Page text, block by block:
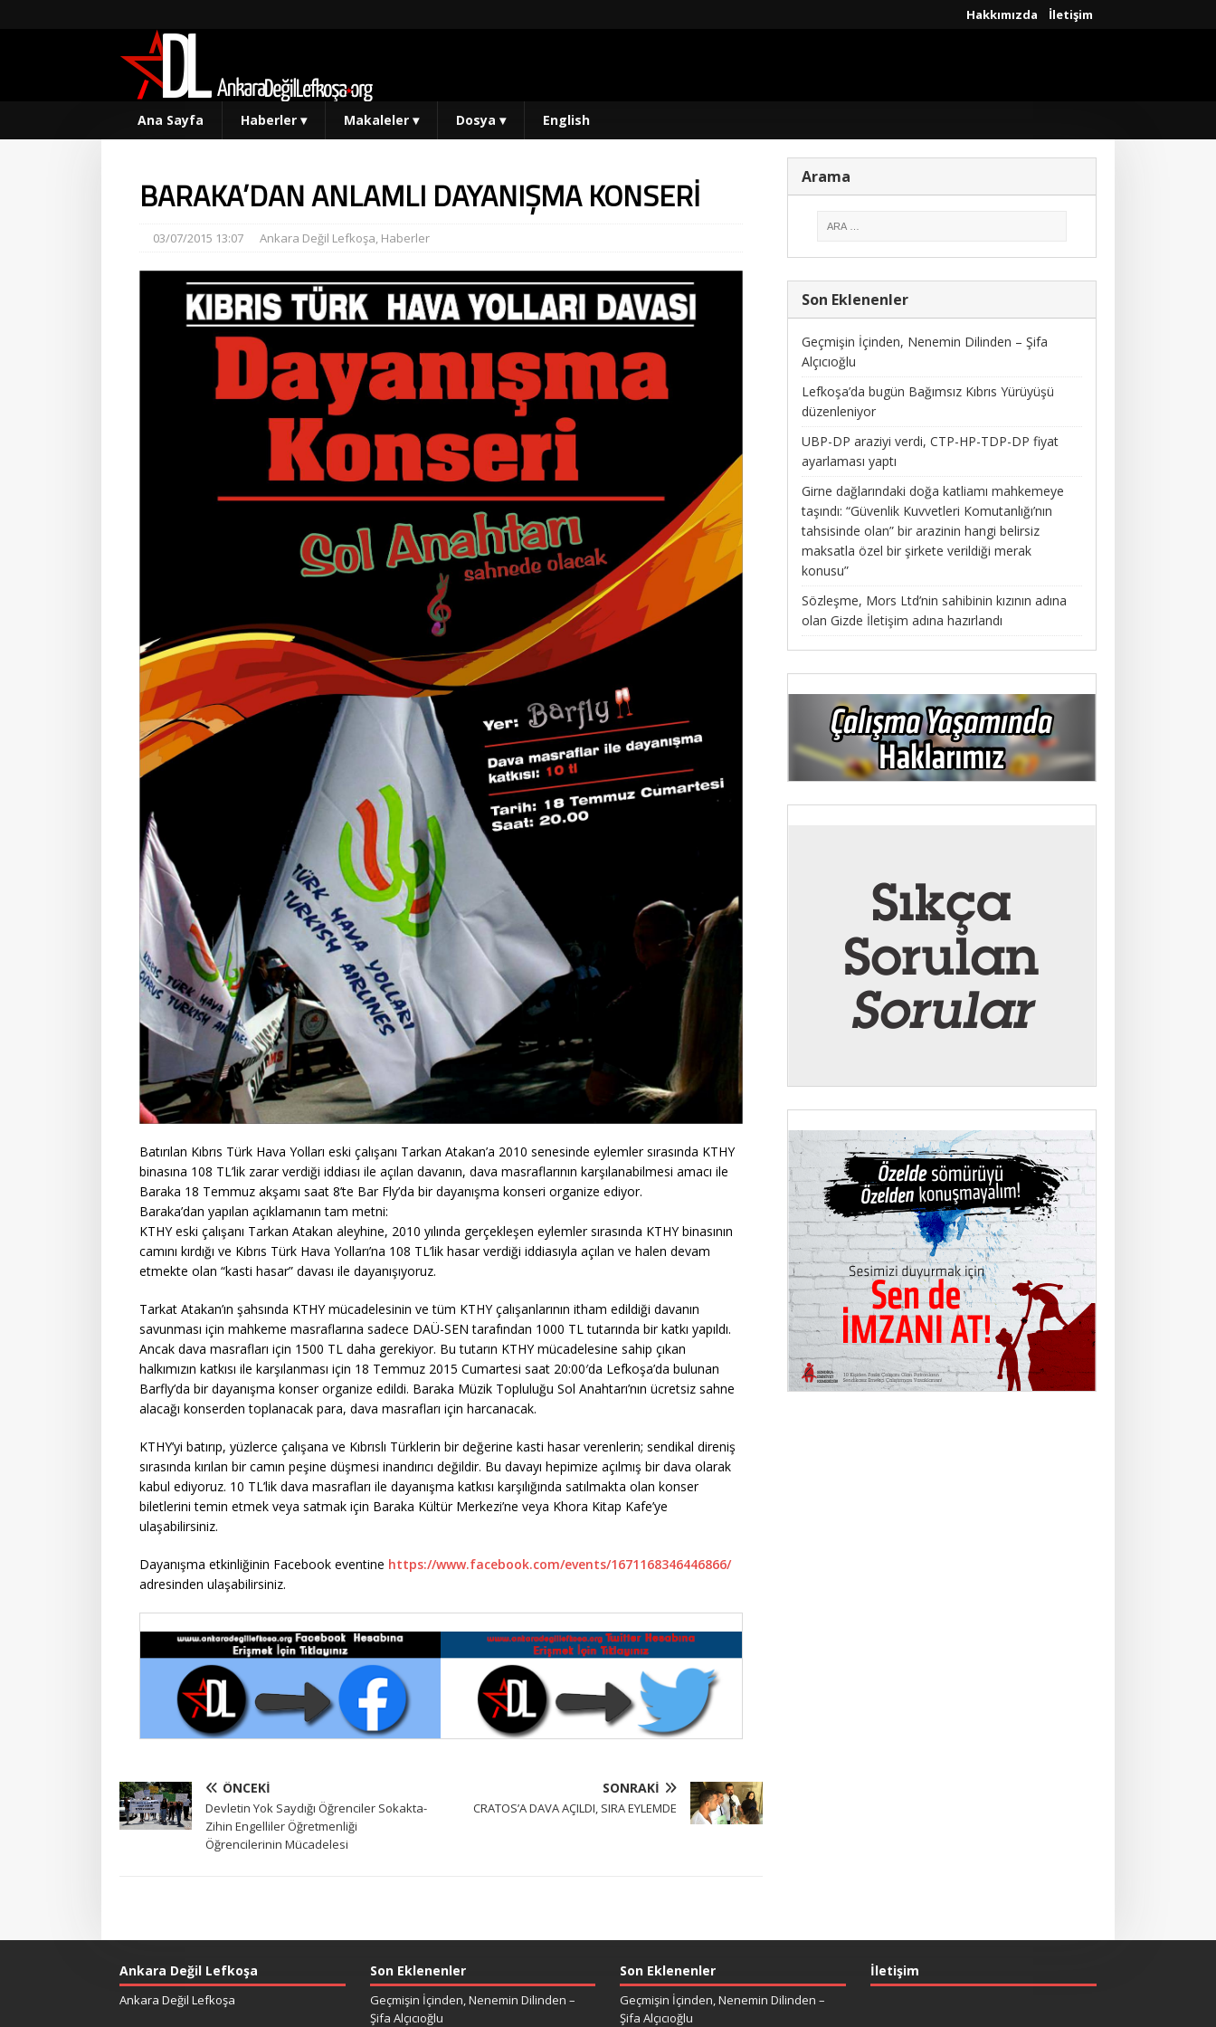
Hakkımızda İletişim
Ana Sayfa Haberler ▾ Makaleler ▾ Dosya ▾ English
BARAKA’DAN ANLAMLI DAYANIŞMA KONSERİ
03/07/2015 13:07 Ankara Değil Lefkoşa, Haberler
Batırılan Kıbrıs Türk Hava Yolları eski çalışanı Tarkan Atakan’a 2010 senesinde eylemler sırasında KTHY
binasına 108 TL’lik zarar verdiği iddiası ile açılan davanın, dava masraflarının karşılanabilmesi amacı ile
Baraka 18 Temmuz akşamı saat 8’te Bar Fly’da bir dayanışma konseri organize ediyor.
Baraka’dan yapılan açıklamanın tam metni:
KTHY eski çalışanı Tarkan Atakan aleyhine, 2010 yılında gerçekleşen eylemler sırasında KTHY binasının
camını kırdığı ve Kıbrıs Türk Hava Yolları’na 108 TL’lik hasar verdiği iddiasıyla açılan ve halen devam
etmekte olan “kasti hasar” davası ile dayanışıyoruz.
Tarkat Atakan’ın şahsında KTHY mücadelesinin ve tüm KTHY çalışanlarının itham edildiği davanın
savunması için mahkeme masraflarına sadece DAÜ-SEN tarafından 1000 TL tutarında bir katkı yapıldı.
Ancak dava masrafları için 1500 TL daha gerekiyor. Bu tutarın KTHY mücadelesine sahip çıkan
halkımızın katkısı ile karşılanması için 18 Temmuz 2015 Cumartesi saat 20:00′da Lefkoşa’da bulunan
Barfly’da bir dayanışma konser organize edildi. Baraka Müzik Topluluğu Sol Anahtarı’nın ücretsiz sahne
alacağı konserden toplanacak para, dava masrafları için harcanacak.
KTHY’yi batırıp, yüzlerce çalışana ve Kıbrıslı Türklerin bir değerine kasti hasar verenlerin; sendikal direniş
sırasında kırılan bir camın peşine düşmesi inandırıcı değildir. Bu davayı hepimize açılmış bir dava olarak
kabul ediyoruz. 10 TL’lik dava masrafları ile dayanışma katkısı karşılığında satılmakta olan konser
biletlerini temin etmek veya satmak için Baraka Kültür Merkezi’ne veya Khora Kitap Kafe’ye
ulaşabilirsiniz.
Dayanışma etkinliğinin Facebook eventine https://www.facebook.com/events/1671168346446866/
adresinden ulaşabilirsiniz.
ÖNCEKI
Devletin Yok Saydığı Öğrenciler Sokakta-
Zihin Engelliler Öğretmenliği
Öğrencilerinin Mücadelesi
SONRAKI
CRATOS’A DAVA AÇILDI, SIRA EYLEMDE
Arama
Son Eklenenler
Geçmişin İçinden, Nenemin Dilinden – Şifa
Alçıcıoğlu
Lefkoşa’da bugün Bağımsız Kıbrıs Yürüyüşü
düzenleniyor
UBP-DP araziyi verdi, CTP-HP-TDP-DP fiyat
ayarlaması yaptı
Girne dağlarındaki doğa katliamı mahkemeye
taşındı: “Güvenlik Kuvvetleri Komutanlığı’nın
tahsisinde olan” bir arazinin hangi belirsiz
maksatla özel bir şirkete verildiği merak
konusu”
Sözleşme, Mors Ltd’nin sahibinin kızının adına
olan Gizde İletişim adına hazırlandı
Ankara Değil Lefkoşa
Ankara Değil Lefkoşa
Son Eklenenler
Geçmişin İçinden, Nenemin Dilinden –
Şifa Alçıcıoğlu
Son Eklenenler
Geçmişin İçinden, Nenemin Dilinden –
Şifa Alçıcıoğlu
İletişim